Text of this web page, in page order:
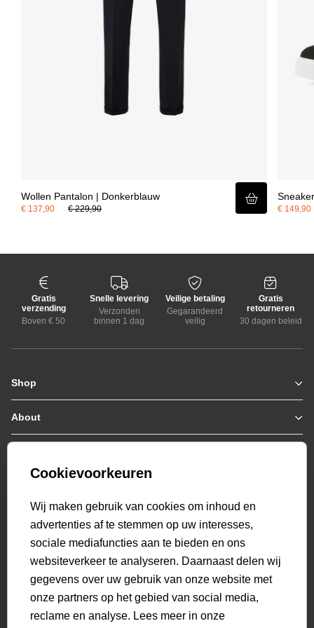
Wollen Pantalon | Donkerblauw
€ 137,90 € 229,90 € 149,90
voor extra stevigheid en vormvastheid, ook bij intensief dragen.
Gratis
verzending
Boven € 50
Snelle levering
Verzonden
binnen 1 dag
Veilige betaling
Gegarandeerd
veilig
Gratis
retourneren
30 dagen beleid
Shop
Zomerjassen
Jassen / Coats
Colberts
Hoodies
Polo's
T-shirts
Overshirts
Overhemden
Sweatpants
Broeken
Short sweatpants
About
Who we are
Genti X PSV
Bestellen & Betalen
Retourneren
Veelgestelde vragen
Mijn Account
beoordelingen
Cookievoorkeuren
Wij maken gebruik van cookies om inhoud en
advertenties af te stemmen op uw interesses,
sociale mediafuncties aan te bieden en ons
websiteverkeer te analyseren. Daarnaast delen wij
gegevens over uw gebruik van onze website met
onze partners op het gebied van social media,
reclame en analyse. Lees meer in onze